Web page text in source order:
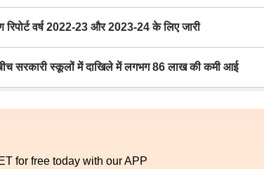
वर्ष 2022-23 और 2023-24 के लिए जारी
सरकारी स्कूलों में दाखिले में लगभग 86 लाख की कमी आई
for free today with our APP